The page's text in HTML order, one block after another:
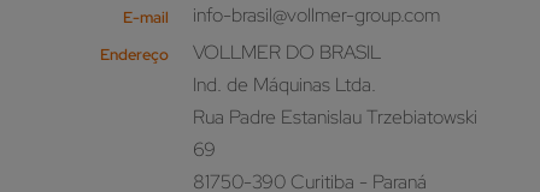
E-mail info-brasil@vollmer-group.com
Endereço
VOLLMER DO BRASIL
Ind. de Máquinas Ltda.
Rua Padre Estanislau Trzebiatowski
69
81750-390 Curitiba - Paraná